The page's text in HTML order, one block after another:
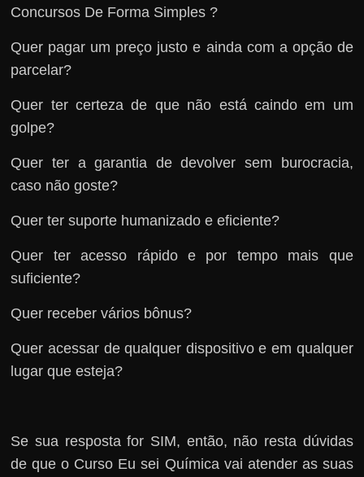
Concursos De Forma Simples ?
Quer pagar um preço justo e ainda com a opção de
parcelar?
Quer ter certeza de que não está caindo em um
golpe?
Quer ter a garantia de devolver sem burocracia,
caso não goste?
Quer ter suporte humanizado e eficiente?
Quer ter acesso rápido e por tempo mais que
suficiente?
Quer receber vários bônus?
Quer acessar de qualquer dispositivo e em qualquer
lugar que esteja?
Se sua resposta for SIM, então, não resta dúvidas
de que o Curso Eu sei Química vai atender as suas